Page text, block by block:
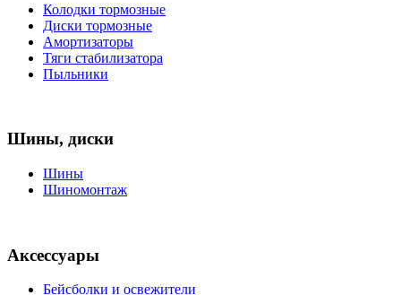
Колодки тормозные
Диски тормозные
Амортизаторы
Тяги стабилизатора
Пыльники
Шины, диски
Шины
Шиномонтаж
Аксессуары
Бейсболки и освежители